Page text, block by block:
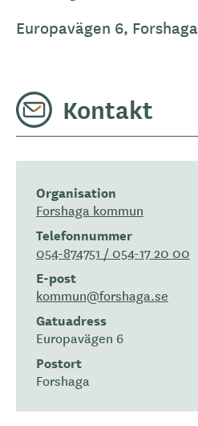
Europavägen 6, Forshaga
Kontakt
Organisation
Forshaga kommun
Telefonnummer
054-874751 / 054-17 20 00
E-post
kommun@forshaga.se
Gatuadress
Europavägen 6
Postort
Forshaga